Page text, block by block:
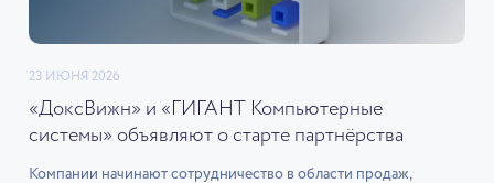
23 ИЮНЯ 2026
«ДоксВижн» и «ГИГАНТ Компьютерные
системы» объявляют о старте партнёрства
Компании начинают сотрудничество в области продаж,